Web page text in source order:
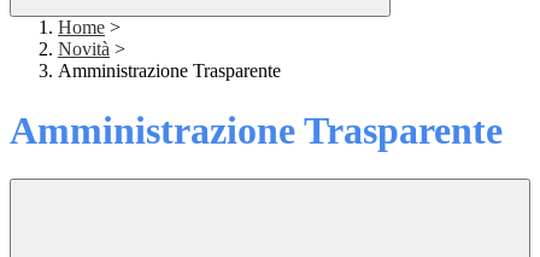
Home >
Novità >
Amministrazione Trasparente
Amministrazione Trasparente